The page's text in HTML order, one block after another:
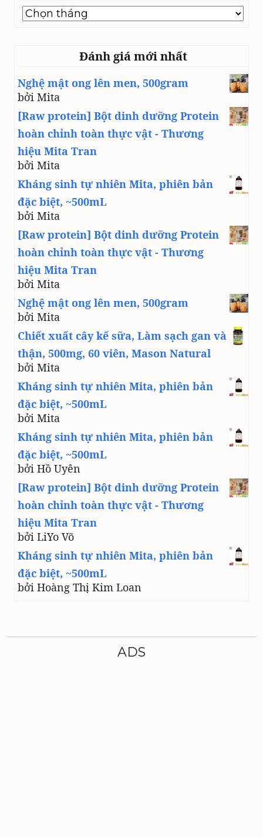
Time
line
Đánh giá mới nhất
Nghệ mật ong lên men, 500gram
bởi Mita
[Raw protein] Bột dinh dưỡng Protein
hoàn chỉnh toàn thực vật - Thương
hiệu Mita Tran
bởi Mita
Kháng sinh tự nhiên Mita, phiên bản
đặc biệt, ~500mL
bởi Mita
[Raw protein] Bột dinh dưỡng Protein
hoàn chỉnh toàn thực vật - Thương
hiệu Mita Tran
bởi Mita
Nghệ mật ong lên men, 500gram
bởi Mita
Chiết xuất cây kế sữa, Làm sạch gan và
thận, 500mg, 60 viên, Mason Natural
bởi Mita
Kháng sinh tự nhiên Mita, phiên bản
đặc biệt, ~500mL
bởi Mita
Kháng sinh tự nhiên Mita, phiên bản
đặc biệt, ~500mL
bởi Hồ Uyên
[Raw protein] Bột dinh dưỡng Protein
hoàn chỉnh toàn thực vật - Thương
hiệu Mita Tran
bởi LiYo Võ
Kháng sinh tự nhiên Mita, phiên bản
đặc biệt, ~500mL
bởi Hoàng Thị Kim Loan
ADS